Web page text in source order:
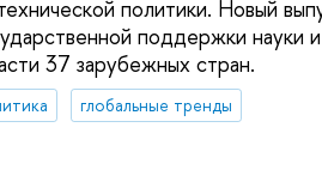
политики. Новый
поддержки науки
37 зарубежных стран.
глобальные тренды